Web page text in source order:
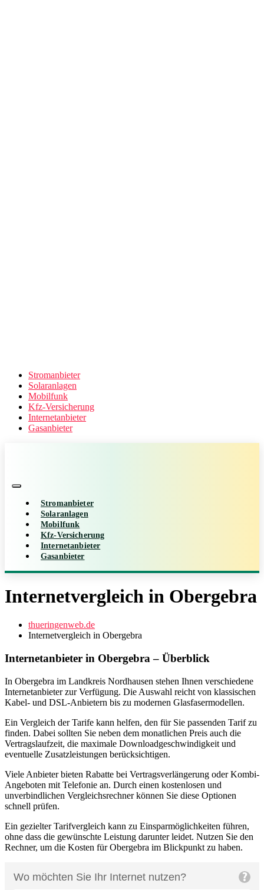
Stromanbieter
Solaranlagen
Mobilfunk
Kfz-Versicherung
Internetanbieter
Gasanbieter
Stromanbieter
Solaranlagen
Mobilfunk
Kfz-Versicherung
Internetanbieter
Gasanbieter
Internetvergleich in Obergebra
thueringenweb.de
Internetvergleich in Obergebra
Internetanbieter in Obergebra – Überblick
In Obergebra im Landkreis Nordhausen stehen Ihnen verschiedene
Internetanbieter zur Verfügung. Die Auswahl reicht von klassischen
Kabel- und DSL-Anbietern bis zu modernen Glasfasermodellen.
Ein Vergleich der Tarife kann helfen, den für Sie passenden Tarif zu
finden. Dabei sollten Sie neben dem monatlichen Preis auch die
Vertragslaufzeit, die maximale Downloadgeschwindigkeit und
eventuelle Zusatzleistungen berücksichtigen.
Viele Anbieter bieten Rabatte bei Vertragsverlängerung oder Kombi-
Angeboten mit Telefonie an. Durch einen kostenlosen und
unverbindlichen Vergleichsrechner können Sie diese Optionen
schnell prüfen.
Ein gezielter Tarifvergleich kann zu Einsparmöglichkeiten führen,
ohne dass die gewünschte Leistung darunter leidet. Nutzen Sie den
Rechner, um die Kosten für Obergebra im Blickpunkt zu haben.